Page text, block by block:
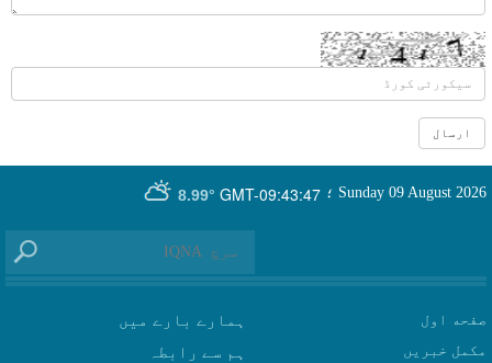
GMT-09:43:47
8.99° Sunday 09 August 2026 ؛
صفحه اول
مکمل خبریں
ہمارے بارے میں
ہم سے رابطہ